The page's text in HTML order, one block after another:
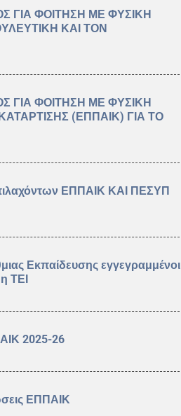
ΓΙΑ ΦΟΙΤΗΣΗ ΜΕ ΦΥΣΙΚΗ
ΚΑΙ ΤΟΝ
ΓΙΑ ΦΟΙΤΗΣΗ ΜΕ ΦΥΣΙΚΗ
(ΕΠΠΑΙΚ) ΓΙΑ ΤΟ
ΕΠΠΑΙΚ ΚΑΙ ΠΕΣΥΠ
Εκπαίδευσης εγγεγραμμένοι
ΤΕΙ
2025-26
ΕΠΠΑΙΚ